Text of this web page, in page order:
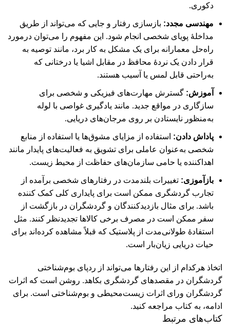
دکوری.
مهندسی مجدد: بازسازی رفتار و جایی که می‌تواند از طریق
مداخلۀ پویای شخصی انجام شود. این مفهوم را می‌توان درمورد
راه‌حل معمارانه برای یک مشکل به کار برد، مانند توصیه به
قرار دادن یک نردۀ محافظ در مقابل اشیا یا درختانی که
به‌راحتی قابل لمس یا آسیب هستند.
آموزش: گسترش مهارت‌های فیزیکی و شخصی برای
سازگاری در مواقع جدید. مانند یادگیری غواصی با لوله
به‌منظور نایستادن بر روی مرجان‌های دریایی.
پاداش دادن: استفاده از مزایای مشوق‌ها یا استفاده از منابع
شخصی به‌عنوان عاملی برای تشویق به فعالیت‌های پایدار مانند
اهداکننده یا حامی سازمان‌های حفاظت از محیط زیست.
بازآموزی: تغییرات بلندمدت در رفتارهای شخصی برآمده از
تجارب گردشگری ممکن است برای پایداری کلی کمک کننده
باشد. برای مثال بازدیدکنندگان و گردشگران در بازگشت از
سفر ممکن است در مصرف برخی کالاها تجدیدنظر کنند. مثل
استفادۀ طولانی‌مدت از پلاستیک که قبلاً مشاهده کرده‌اند برای
حیات دریایی زیان‌بار است.
اتخاذ هرکدام از این رفتارها می‌تواند از ردپای بوم‌شناختی
گردشگران در مقصدهای گردشگری بکاهد. روشن است که اثرات
گردشگران ورای اثرات زیست‌محیطی و بوم‌شناختی است. برای
ادامه، به کتاب مراجعه کنید.
کتاب‌های مرتبط